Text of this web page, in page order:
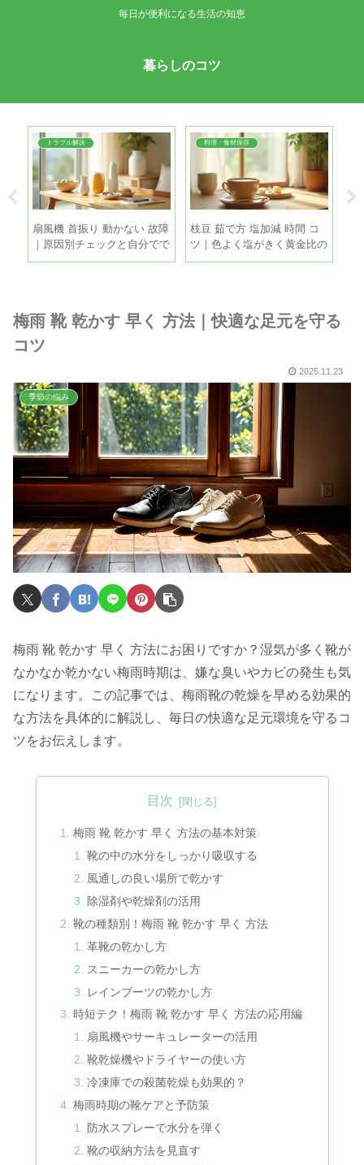
毎日が便利になる生活の知恵
暮らしのコツ
トラブル解決
扇風機 首振り 動かない 故障
｜原因別チェックと自分でで
きる直し方
料理・食材保存
枝豆 茹で方 塩加減 時間 コ
ツ｜色よく塩がきく黄金比の
手順
梅雨 靴 乾かす 早く 方法｜快適な足元を守る
コツ
2025.11.23
季節の悩み
梅雨 靴 乾かす 早く 方法にお困りですか？湿気が多く靴が
なかなか乾かない梅雨時期は、嫌な臭いやカビの発生も気
になります。この記事では、梅雨靴の乾燥を早める効果的
な方法を具体的に解説し、毎日の快適な足元環境を守るコ
ツをお伝えします。
目次
梅雨 靴 乾かす 早く 方法の基本対策
靴の中の水分をしっかり吸収する
風通しの良い場所で乾かす
除湿剤や乾燥剤の活用
靴の種類別！梅雨 靴 乾かす 早く 方法
革靴の乾かし方
スニーカーの乾かし方
レインブーツの乾かし方
時短テク！梅雨 靴 乾かす 早く 方法の応用編
扇風機やサーキュレーターの活用
靴乾燥機やドライヤーの使い方
冷凍庫での殺菌乾燥も効果的？
梅雨時期の靴ケアと予防策
防水スプレーで水分を弾く
靴の収納方法を見直す